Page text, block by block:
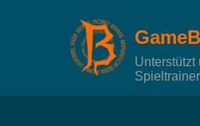
Unterstützt
Spieltrainer